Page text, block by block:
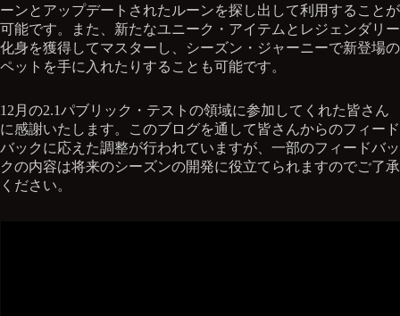
ーンとアップデートされたルーンを探し出して利用することが
可能です。また、新たなユニーク・アイテムとレジェンダリー
化身を獲得してマスターし、シーズン・ジャーニーで新登場の
ペットを手に入れたりすることも可能です。
12月の2.1パブリック・テストの領域に参加してくれた皆さん
に感謝いたします。このブログを通して皆さんからのフィード
バックに応えた調整が行われていますが、一部のフィードバッ
クの内容は将来のシーズンの開発に役立てられますのでご了承
ください。